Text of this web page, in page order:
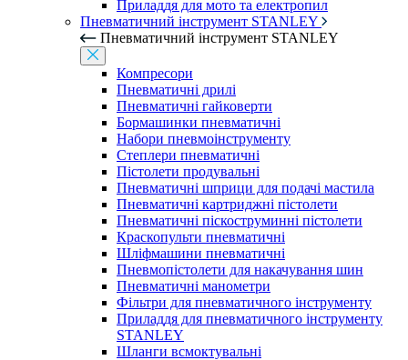
Приладдя для мото та електропил
Пневматичний інструмент STANLEY
Пневматичний інструмент STANLEY
Компресори
Пневматичні дрилі
Пневматичні гайковерти
Бормашинки пневматичні
Набори пневмоінструменту
Степлери пневматичні
Пістолети продувальні
Пневматичні шприци для подачі мастила
Пневматичні картриджні пістолети
Пневматичні піскоструминні пістолети
Краскопульти пневматичні
Шліфмашини пневматичні
Пневмопістолети для накачування шин
Пневматичні манометри
Фільтри для пневматичного інструменту
Приладдя для пневматичного інструменту
STANLEY
Шланги всмоктувальні